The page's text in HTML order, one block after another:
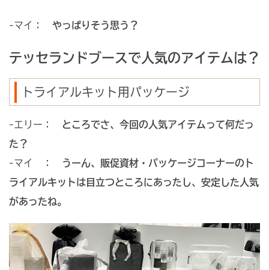
-マイ： やっぱりそう思う？
テッセランドブースで人気のアイテムは？
トライアルキット用パッケージ
-エリー： ところでさ、今回の人気アイテムって何だっ
た？
-マイ ：
うーん、販促資材・パッケージコーナーのト
ライアルキットは目立つところにあったし、安定した人気
があったね。